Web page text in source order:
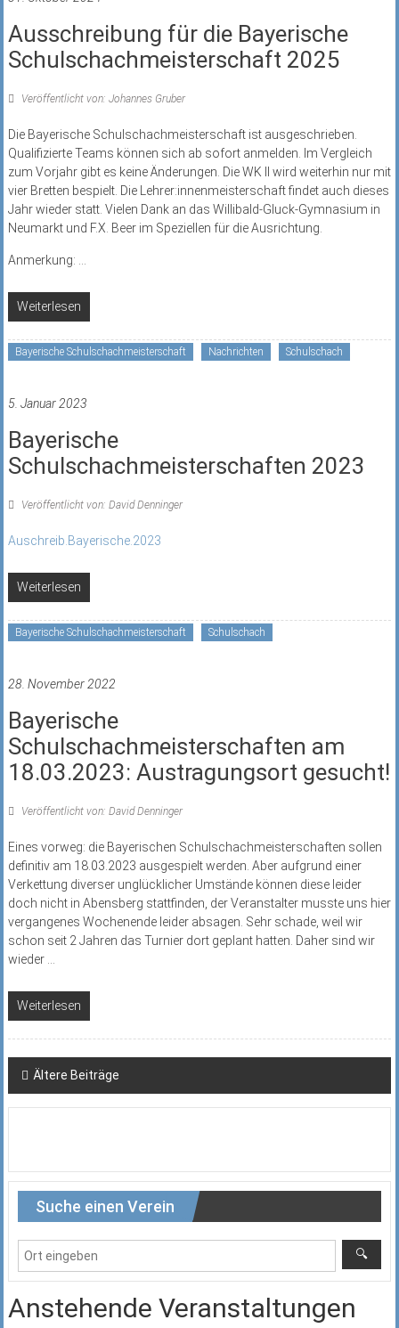
Ausschreibung für die Bayerische
Schulschachmeisterschaft 2025
Veröffentlicht von: Johannes Gruber
Die Bayerische Schulschachmeisterschaft ist ausgeschrieben.
Qualifizierte Teams können sich ab sofort anmelden. Im Vergleich
zum Vorjahr gibt es keine Änderungen. Die WK II wird weiterhin nur mit
vier Bretten bespielt. Die Lehrer:innenmeisterschaft findet auch dieses
Jahr wieder statt. Vielen Dank an das Willibald-Gluck-Gymnasium in
Neumarkt und F.X. Beer im Speziellen für die Ausrichtung.
Anmerkung:
Weiterlesen
Bayerische Schulschachmeisterschaft Nachrichten Schulschach
5. Januar 2023
Bayerische
Schulschachmeisterschaften 2023
Veröffentlicht von: David Denninger
Auschreib.Bayerische.2023
Weiterlesen
Bayerische Schulschachmeisterschaft Schulschach
28. November 2022
Bayerische
Schulschachmeisterschaften am
18.03.2023: Austragungsort gesucht!
Veröffentlicht von: David Denninger
Eines vorweg: die Bayerischen Schulschachmeisterschaften sollen
definitiv am 18.03.2023 ausgespielt werden. Aber aufgrund einer
Verkettung diverser unglücklicher Umstände können diese leider
doch nicht in Abensberg stattfinden, der Veranstalter musste uns hier
vergangenes Wochenende leider absagen. Sehr schade, weil wir
schon seit 2 Jahren das Turnier dort geplant hatten. Daher sind wir
wieder
Weiterlesen
Beitragsnavigation
Ältere Beiträge
Suche einen Verein
Anstehende Veranstaltungen